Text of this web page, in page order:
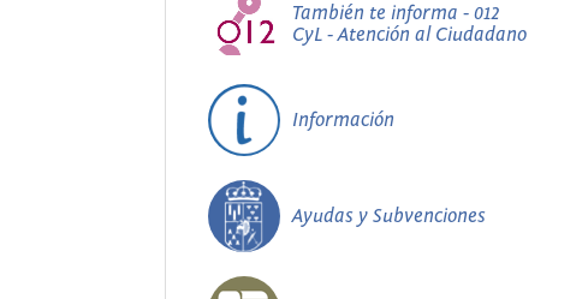
También te informa - 012
CyL - Atención al Ciudadano
Información
Ayudas y Subvenciones